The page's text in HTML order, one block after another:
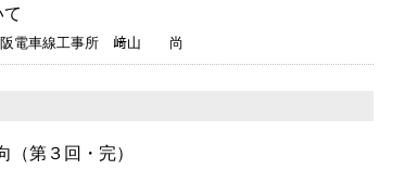
大阪電車線工事所 﨑山 尚
第３回・完）